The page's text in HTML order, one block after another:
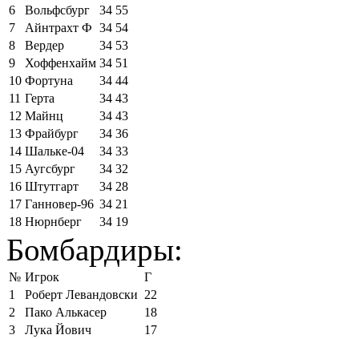
6
Вольфсбург 34 55
7
Айнтрахт Ф 34 54
8
Вердер 34 53
9
Хоффенхайм 34 51
10 Фортуна 34 44
11 Герта 34 43
12 Майнц 34 43
13 Фрайбург 34 36
14 Шальке-04 34 33
15 Аугсбург 34 32
16 Штутгарт 34 28
17 Ганновер-96 34 21
18 Нюрнберг 34 19
Бомбардиры:
№ Игрок
Г
1
Роберт Левандовски 22
2
Пако Алькасер
18
3
Лука Йович
17